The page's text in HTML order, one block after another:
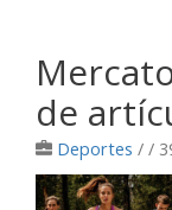
de
Deportes / /